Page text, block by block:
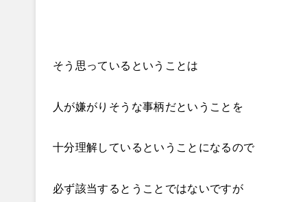
そう思っているということは
人が嫌がりそうな事柄だということを
十分理解しているということになるので
必ず該当するとうことではないですが